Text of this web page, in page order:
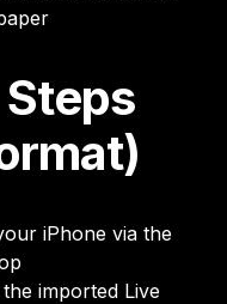
iPhone via the
imported Live